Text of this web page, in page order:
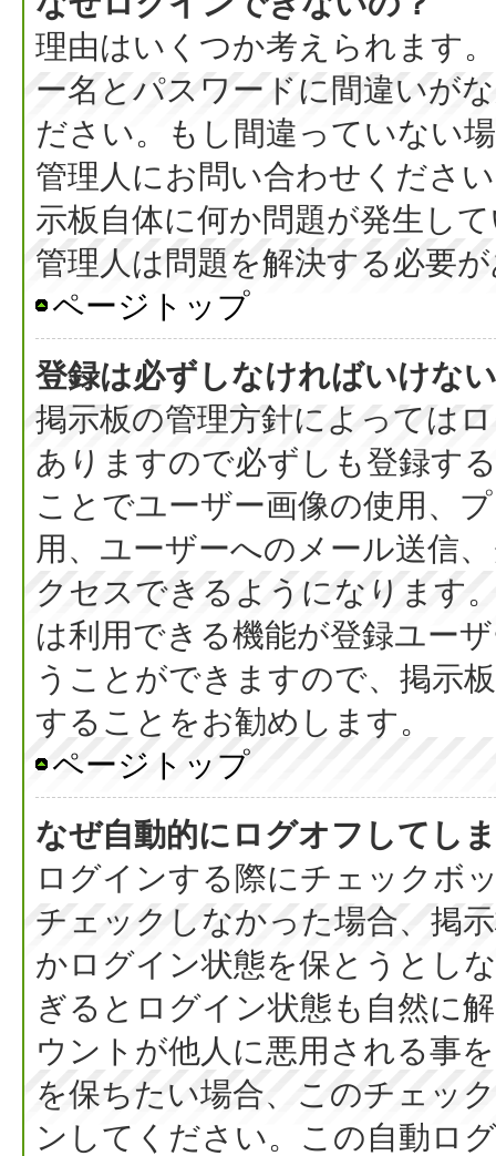
理由はいくつか考えられます
ー名とパスワードに間違いが
ださい。もし間違っていない
管理人にお問い合わせくださ
示板自体に何か問題が発生し
管理人は問題を解決する必要
ページトップ
登録は必ずしなければいけな
掲示板の管理方針によっては
ありますので必ずしも登録す
ことでユーザー画像の使用、
用、ユーザーへのメール送信
クセスできるようになります
は利用できる機能が登録ユー
うことができますので、掲示
することをお勧めします。
ページトップ
なぜ自動的にログオフしてし
ログインする際にチェックボ
チェックしなかった場合、掲
かログイン状態を保とうとし
ぎるとログイン状態も自然に
ウントが他人に悪用される事
を保ちたい場合、このチェッ
ンしてください。この自動ロ